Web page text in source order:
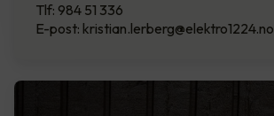
Tlf: 984 51 336
E-post: kristian.lerberg@elektro1224.no